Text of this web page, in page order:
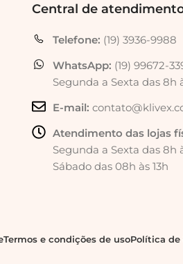
Central de
Telefone: (19) 3936-9988
WhatsApp: (19) 99672-
Segunda a Sexta das 8h
E-mail:
Atendimento das lojas
Segunda a Sexta das 8h
Sábado das 08h às 13h
Termos e condições de usoPolítica de